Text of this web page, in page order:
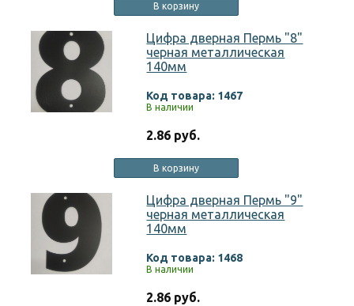
В корзину
Цифра дверная Пермь "8"
черная металлическая
140мм
Код товара: 1467
В наличии
2.86 руб.
В корзину
Цифра дверная Пермь "9"
черная металлическая
140мм
Код товара: 1468
В наличии
2.86 руб.